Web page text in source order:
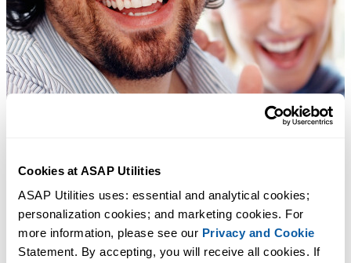
Cookies at ASAP Utilities
ASAP Utilities uses: essential and analytical cookies;
personalization cookies; and marketing cookies. For
more information, please see our Privacy and Cookie
Statement. By accepting, you will receive all cookies. If